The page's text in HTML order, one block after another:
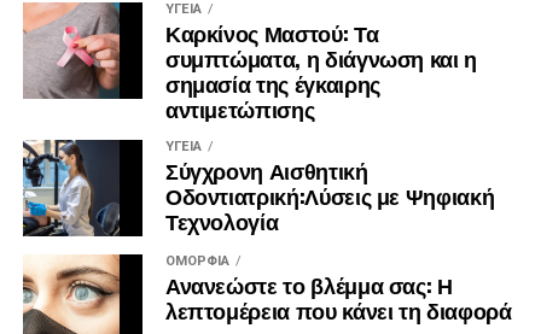
ΥΓΕΊΑ
Καρκίνος Μαστού: Τα
συμπτώματα, η διάγνωση και η
σημασία της έγκαιρης
αντιμετώπισης
ΥΓΕΊΑ
Σύγχρονη Αισθητική
Οδοντιατρική:Λύσεις με Ψηφιακή
Τεχνολογία
ΟΜΟΡΦΙΆ
Ανανεώστε το βλέμμα σας: Η
λεπτομέρεια που κάνει τη διαφορά